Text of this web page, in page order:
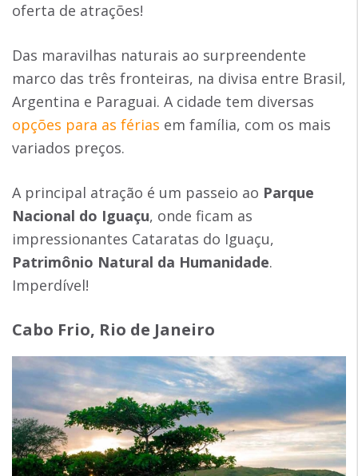
oferta de atrações!
Das maravilhas naturais ao surpreendente
marco das três fronteiras, na divisa entre Brasil,
Argentina e Paraguai. A cidade tem diversas
opções para as férias em família, com os mais
variados preços.
A principal atração é um passeio ao Parque
Nacional do Iguaçu, onde ficam as
impressionantes Cataratas do Iguaçu,
Patrimônio Natural da Humanidade.
Imperdível!
Cabo Frio, Rio de Janeiro